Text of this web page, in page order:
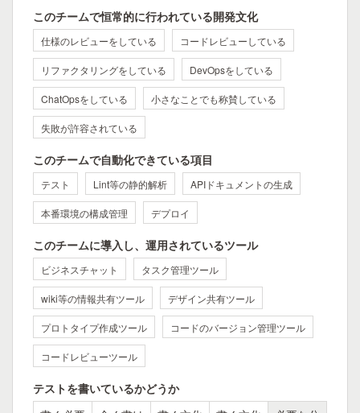
このチームで恒常的に行われている開発文化
仕様のレビューをしている コードレビューしている
リファクタリングをしている DevOpsをしている
ChatOpsをしている 小さなことでも称賛している
失敗が許容されている
このチームで自動化できている項目
テスト Lint等の静的解析 APIドキュメントの生成
本番環境の構成管理 デプロイ
このチームに導入し、運用されているツール
ビジネスチャット タスク管理ツール
wiki等の情報共有ツール デザイン共有ツール
プロトタイプ作成ツール コードのバージョン管理ツール
コードレビューツール
テストを書いているかどうか